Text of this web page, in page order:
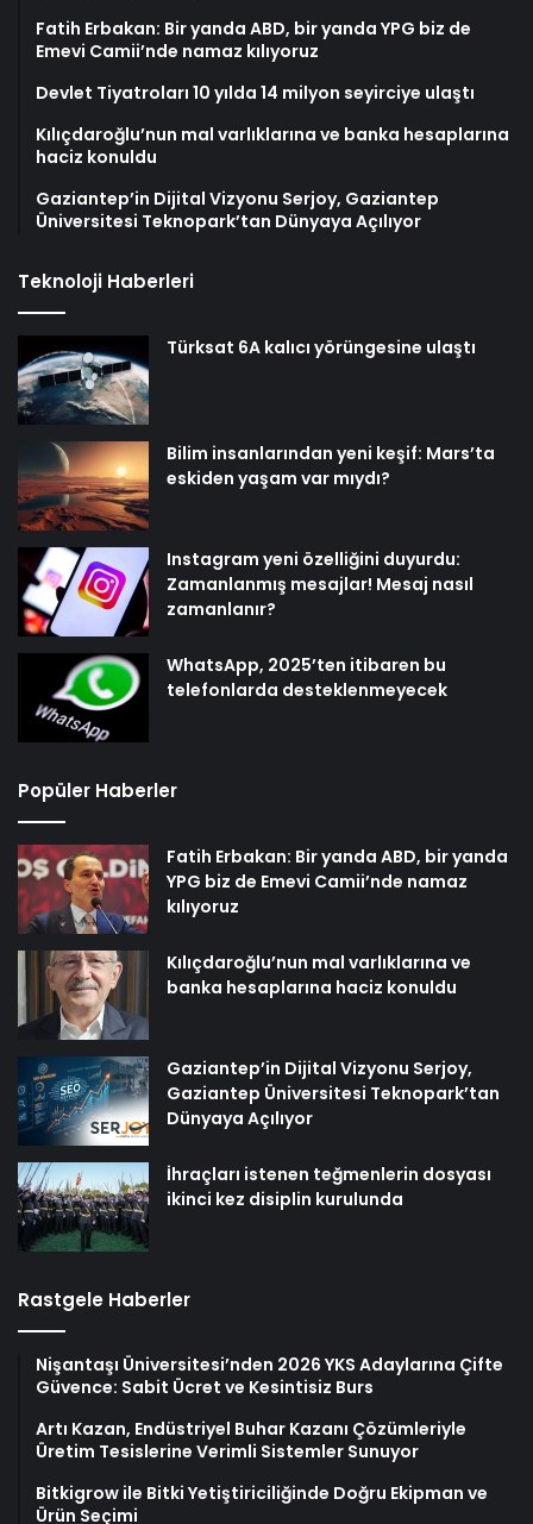
Fatih Erbakan: Bir yanda ABD, bir yanda YPG biz de
Emevi Camii’nde namaz kılıyoruz
Devlet Tiyatroları 10 yılda 14 milyon seyirciye ulaştı
Kılıçdaroğlu’nun mal varlıklarına ve banka hesaplarına
haciz konuldu
Gaziantep’in Dijital Vizyonu Serjoy, Gaziantep
Üniversitesi Teknopark’tan Dünyaya Açılıyor
Teknoloji Haberleri
Türksat 6A kalıcı yörüngesine ulaştı
Bilim insanlarından yeni keşif: Mars’ta
eskiden yaşam var mıydı?
Instagram yeni özelliğini duyurdu:
Zamanlanmış mesajlar! Mesaj nasıl
zamanlanır?
WhatsApp, 2025’ten itibaren bu
telefonlarda desteklenmeyecek
Popüler Haberler
Fatih Erbakan: Bir yanda ABD, bir yanda
YPG biz de Emevi Camii’nde namaz
kılıyoruz
Kılıçdaroğlu’nun mal varlıklarına ve
banka hesaplarına haciz konuldu
Gaziantep’in Dijital Vizyonu Serjoy,
Gaziantep Üniversitesi Teknopark’tan
Dünyaya Açılıyor
İhraçları istenen teğmenlerin dosyası
ikinci kez disiplin kurulunda
Rastgele Haberler
Nişantaşı Üniversitesi’nden 2026 YKS Adaylarına Çifte
Güvence: Sabit Ücret ve Kesintisiz Burs
Artı Kazan, Endüstriyel Buhar Kazanı Çözümleriyle
Üretim Tesislerine Verimli Sistemler Sunuyor
Bitkigrow ile Bitki Yetiştiriciliğinde Doğru Ekipman ve
Ürün Seçimi